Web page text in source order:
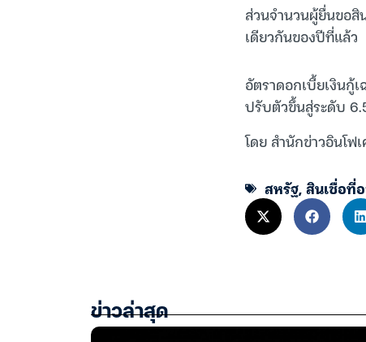
ส่วนจำนวนผู้ยื่นขอสิ
เดียวกันของปีที่แล้ว
อัตราดอกเบี้ยเงินกู้
ปรับตัวขึ้นสู่ระดับ
โดย สำนักข่าวอินโ
สหรัฐ,สินเชื่อที่
ข่าวล่าสุด